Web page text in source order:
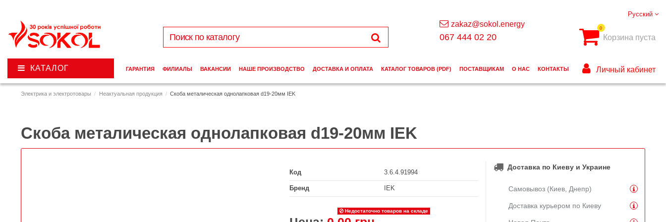
Электрика и электротовары Неактуальная продукция Скоба металическая однолапковая d19-20мм IEK
Скоба металическая однолапковая d19-20мм IEK
Код 3.6.4.91994
Бренд IEK
Недостаточно товаров на складе
Доставка по Киеву и Украине
Самовывоз (Киев, Днепр)
Доставка курьером по Киеву
Русский
zakaz@sokol.energy
067 444 02 20
0
Корзина пуста
КАТАЛОГ ГАРАНТИЯ ФИЛИАЛЫ ВАКАНСИИ НАШЕ ПРОИЗВОДСТВО ДОСТАВКА И ОПЛАТА КАТАЛОГ ТОВАРОВ (PDF) ПОСТАВЩИКАМ О НАС КОНТАКТЫ Личный кабинет